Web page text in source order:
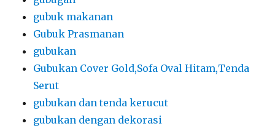
gubuk makanan
Gubuk Prasmanan
gubukan
Gubukan Cover Gold,Sofa Oval Hitam,Tenda
Serut
gubukan dan tenda kerucut
gubukan dengan dekorasi